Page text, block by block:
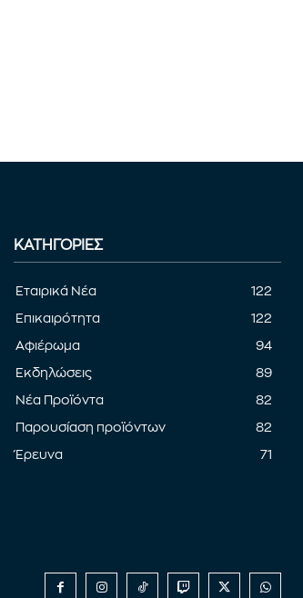
ΚΑΤΗΓΟΡΊΕΣ
Εταιρικά Νέα 122
Επικαιρότητα 122
Αφιέρωμα 94
Εκδηλώσεις 89
Νέα Προϊόντα 82
Παρουσίαση προϊόντων 82
Έρευνα 71